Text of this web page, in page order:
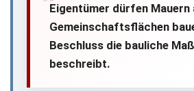
Eigentümer dürfen Mauern
Gemeinschaftsflächen
Beschluss die bauliche
beschreibt.